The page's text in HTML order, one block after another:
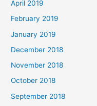
April 2019
February 2019
January 2019
December 2018
November 2018
October 2018
September 2018